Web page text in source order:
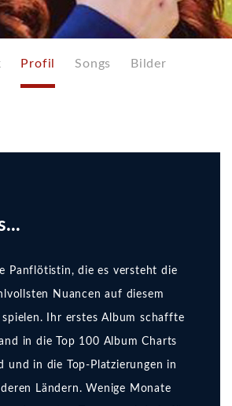
Profil Songs Bilder
Panflötistin, die es versteht die
Nuancen auf diesem
spielen. Ihr erstes Album schaffte
in die Top 100 Album Charts
und in die Top-Platzierungen in
Ländern. Wenige Monate